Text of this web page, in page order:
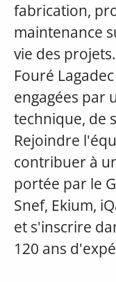
fabrication,
maintenance
vie des projets.
Fouré
engagées par
technique, de
Rejoindre
contribuer à
portée par le
Snef, Ekium,
et s'inscrire
120 ans